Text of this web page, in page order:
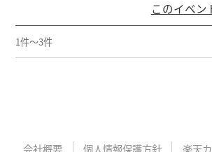
このイベン
1件～3件